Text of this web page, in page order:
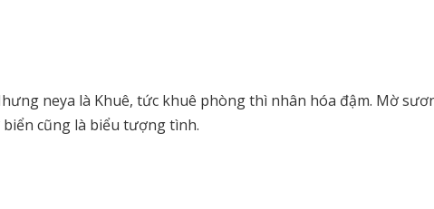
neya là Khuê, tức khuê phòng thì nhân hóa đậm. Mờ
cũng là biểu tượng tình.